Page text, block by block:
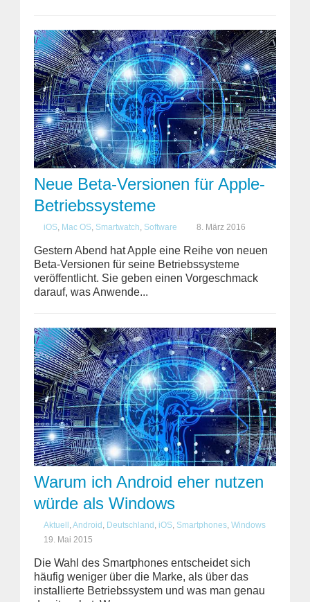
Neue Beta-Versionen für Apple-
Betriebssysteme
iOS, Mac OS, Smartwatch, Software 8. März 2016
Gestern Abend hat Apple eine Reihe von neuen
Beta-Versionen für seine Betriebssysteme
veröffentlicht. Sie geben einen Vorgeschmack
darauf, was Anwende...
Warum ich Android eher nutzen
würde als Windows
Aktuell ,Android , Deutschland , iOS, Smartphones, Windows
19. Mai 2015
Die Wahl des Smartphones entscheidet sich
häufig weniger über die Marke, als über das
installierte Betriebssystem und was man genau